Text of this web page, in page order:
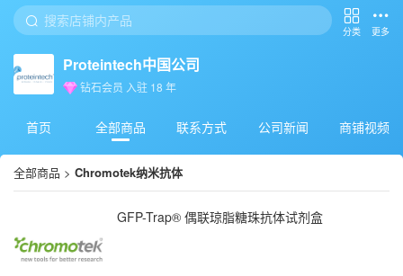
分类 更多
Proteintech中国公司
钻石会员 入驻 18 年
首页 全部商品 联系方式 公司新闻 商铺视频
全部商品 > Chromotek纳米抗体
GFP-Trap® 偶联琼脂糖珠抗体试剂盒